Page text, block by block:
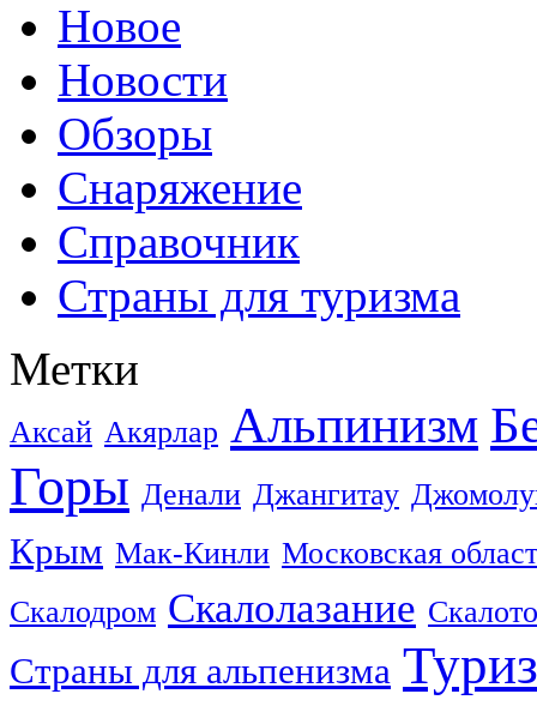
Новое
Новости
Обзоры
Снаряжение
Справочник
Страны для туризма
Метки
Аксай Акярлар Альпинизм
Горы Денали Джангитау
Крым Мак-Кинли Московская
Скалодром Скалолазание
Страны для альпенизма